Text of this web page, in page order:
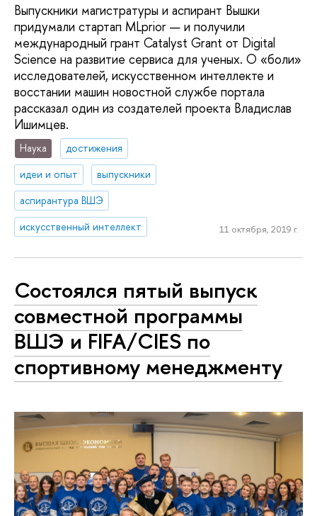
Выпускники магистратуры и аспирант Вышки
придумали cтартап MLprior — и получили
международный грант Catalyst Grant от Digital
Science на развитие сервиса для ученых. О «боли»
исследователей, искусственном интеллекте и
восстании машин новостной службе портала
рассказал один из создателей проекта Владислав
Ишимцев.
Наука
достижения
идеи и опыт
выпускники
аспирантура ВШЭ
искусственный интеллект
11 октября, 2019 г.
Состоялся пятый выпуск
совместной программы
ВШЭ и FIFA/CIES по
спортивному менеджменту